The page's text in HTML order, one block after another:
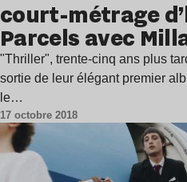
court-métrage
Parcels avec
"Thriller", trente-cinq ans plus
sortie de leur élégant premier
le…
17 octobre 2018